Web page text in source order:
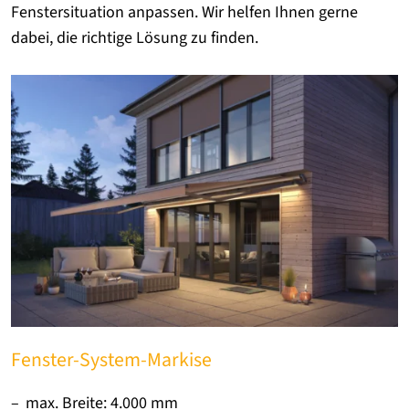
Fenstersituation anpassen. Wir helfen Ihnen gerne
dabei, die richtige Lösung zu finden.
Fenster-System-Markise
max. Breite: 4.000 mm